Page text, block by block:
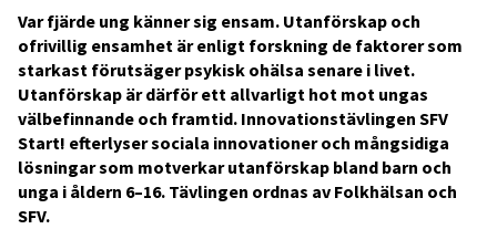
Var fjärde ung känner sig ensam. Utanförskap och
ofrivillig ensamhet är enligt forskning de faktorer som
starkast förutsäger psykisk ohälsa senare i livet.
Utanförskap är därför ett allvarligt hot mot ungas
välbefinnande och framtid. Innovationstävlingen SFV
Start! efterlyser sociala innovationer och mångsidiga
lösningar som motverkar utanförskap bland barn och
unga i åldern 6–16. Tävlingen ordnas av Folkhälsan och
SFV.